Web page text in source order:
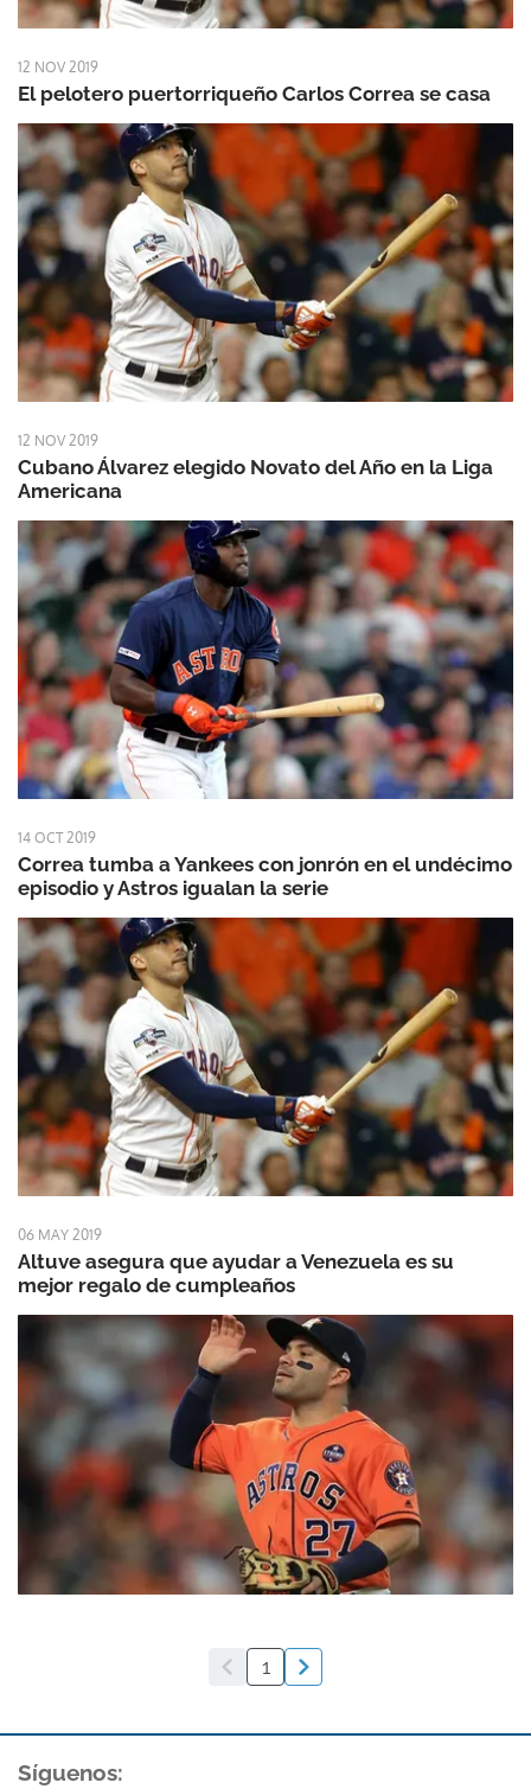
12 NOV 2019
El pelotero puertorriqueño Carlos Correa se casa
12 NOV 2019
Cubano Álvarez elegido Novato del Año en la Liga
Americana
14 OCT 2019
Correa tumba a Yankees con jonrón en el undécimo
episodio y Astros igualan la serie
06 MAY 2019
Altuve asegura que ayudar a Venezuela es su
mejor regalo de cumpleaños
1
Síguenos: